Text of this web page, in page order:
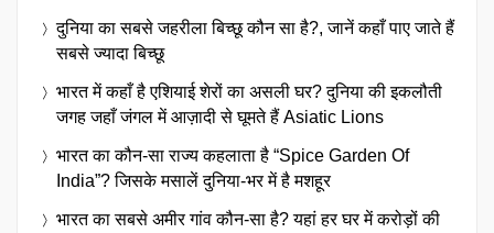
दुनिया का सबसे जहरीला बिच्छू कौन सा है?, जानें कहाँ पाए जाते हैं
सबसे ज्यादा बिच्छू
भारत में कहाँ है एशियाई शेरों का असली घर? दुनिया की इकलौती
जगह जहाँ जंगल में आज़ादी से घूमते हैं Asiatic Lions
भारत का कौन-सा राज्य कहलाता है “Spice Garden Of
India”? जिसके मसालें दुनिया-भर में है मशहूर
भारत का सबसे अमीर गांव कौन-सा है? यहां हर घर में करोड़ों की